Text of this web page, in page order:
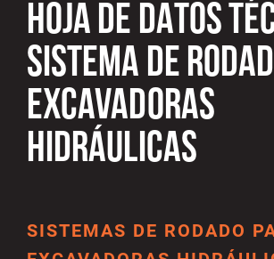
HOJA DE DATOS
SISTEMA DE
EXCAVADORAS
HIDRÁULICAS
SISTEMAS DE RODADO